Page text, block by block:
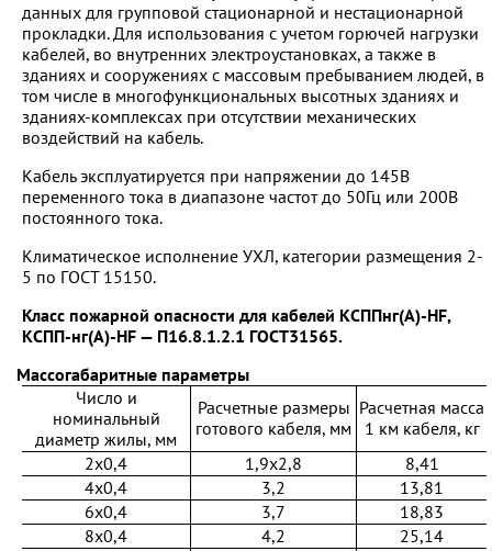
данных для групповой стационарной и нестационарной
прокладки. Для использования с учетом горючей нагрузки
кабелей, во внутренних электроустановках, а также в
зданиях и сооружениях с массовым пребыванием людей, в
том числе в многофункциональных высотных зданиях и
зданиях-комплексах при отсутствии механических
воздействий на кабель.
Кабель эксплуатируется при напряжении до 145В
переменного тока в диапазоне частот до 50Гц или 200В
постоянного тока.
Климатическое исполнение УХЛ, категории размещения 2-
5 по ГОСТ 15150.
Класс пожарной опасности для кабелей КСППнг(А)-НF,
КСПП-нг(А)-НF — П16.8.1.2.1 ГОСТ31565.
Массогабаритные параметры
Число и
номинальный
диаметр жилы, мм
Расчетные размеры
готового кабеля, мм
Расчетная масса
1 км кабеля, кг
2x0,4
1,9x2,8
8,41
4x0,4
3,2
13,81
6x0,4
3,7
18,83
8x0,4
4,2
25,14